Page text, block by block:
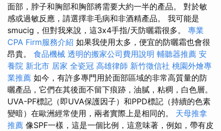
面部，脖子和胸部和胸部將需要大約一半的產品。 對於敏
感或過敏反應，請選擇非毛病和非酒精產品。 我可能是
smucig，但對我來說，這3x4手指/天防曬霜很多。 專業
CPA Firm服務介紹 如果我使用太多，便宜的防曬霜也會很
昂貴。 食品機械 透明的搬家公司費用說明 輔聽器推薦 安
養院 新北市 居家 全瓷冠 高雄律師 新竹徵信社 桃園外燴專
業推薦 如今，有許多專門用於面部區域的非常高質量的防
曬產品，它們在其後面不留下痕跡，油膩，粘稠，白色層。
UVA-PF標記（即UVA保護因子）和PPD標記（持續的色素
變暗）在歐洲經常使用，兩者實際上是相同的。 天母推拿
推薦 像SPF一樣，這是一個比例，這意味著，例如，帶有皮